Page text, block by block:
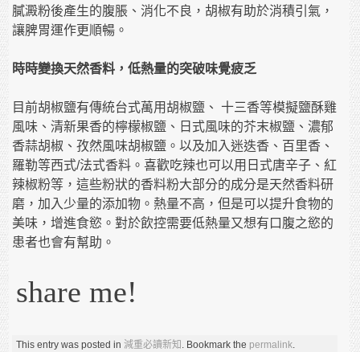
膩澱粉後產生的腹脹、消化不良，胡椒有助於消積引氣，
讓脾胃運作更順暢。
時時變換天然香料，低熱量的突破味覺疲乏
目前胡椒鹽有傳統台式萬用胡椒鹽、 十三香等模擬鹽酥雞
風味、清新果香的檸檬椒鹽、日式風味的芥末椒鹽、濃郁
香蒜胡椒、孜然風味胡椒鹽。以及加入迷迭香、百里香、
羅勒等西式/法式香料。喜歡吃辣也可以用日式唐辛子、紅
辣椒粉等，這些粉狀的香料粉大部分的成分是天然香料研
磨，加入少量的添加物。熱量不高，但是可以提升食物的
美味，增進食慾。對於飲控需要低熱量又想有口腹之慾的
患者也會有幫助。
share me!
This entry was posted in 減重必讀新知 . Bookmark the permalink.